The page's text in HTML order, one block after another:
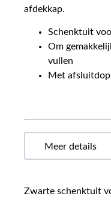
afdekkap.
Schenktuit
Om
vullen
Met afsluitdop
Zwarte schenktuit